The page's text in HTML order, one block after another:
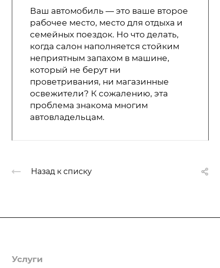
Ваш автомобиль — это ваше второе
рабочее место, место для отдыха и
семейных поездок. Но что делать,
когда салон наполняется стойким
неприятным запахом в машине,
который не берут ни
проветривания, ни магазинные
освежители? К сожалению, эта
проблема знакома многим
автовладельцам.
Назад к списку
О компании
Услуги